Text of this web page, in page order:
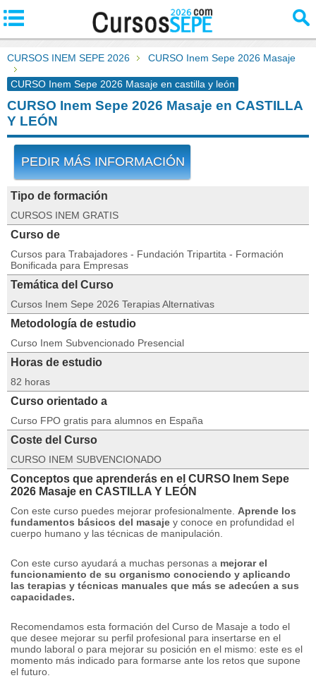
CURSOS INEM SEPE 2026 CURSO Inem Sepe 2026 Masaje
CURSO Inem Sepe 2026 Masaje en castilla y león
CURSO Inem Sepe 2026 Masaje en CASTILLA
Y LEÓN
PEDIR MÁS INFORMACIÓN
Tipo de formación
CURSOS INEM GRATIS
Curso de
Cursos para Trabajadores - Fundación Tripartita - Formación
Bonificada para Empresas
Temática del Curso
Cursos Inem Sepe 2026 Terapias Alternativas
Metodología de estudio
Curso Inem Subvencionado Presencial
Horas de estudio
82 horas
Curso orientado a
Curso FPO gratis para alumnos en España
Coste del Curso
CURSO INEM SUBVENCIONADO
Conceptos que aprenderás en el CURSO Inem Sepe
2026 Masaje en CASTILLA Y LEÓN
Con este curso puedes mejorar profesionalmente. Aprende los
fundamentos básicos del masaje y conoce en profundidad el
cuerpo humano y las técnicas de manipulación.
Con este curso ayudará a muchas personas a mejorar el
funcionamiento de su organismo conociendo y aplicando
las terapias y técnicas manuales que más se adecúen a sus
capacidades.
Recomendamos esta formación del Curso de Masaje a todo el
que desee mejorar su perfil profesional para insertarse en el
mundo laboral o para mejorar su posición en el mismo: este es el
momento más indicado para formarse ante los retos que supone
el futuro.